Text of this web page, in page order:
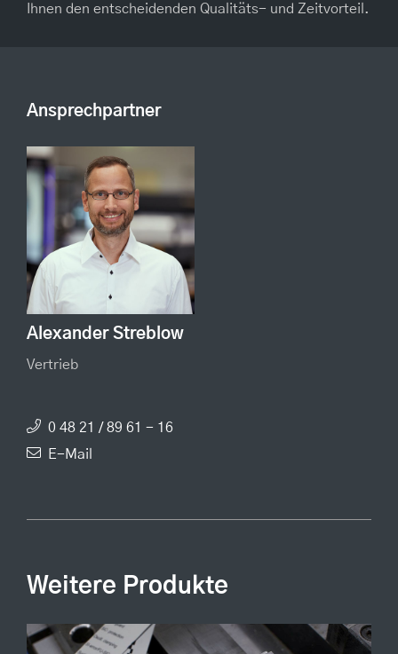
Ihnen den entscheidenden Qualitäts- und Zeitvorteil.
Ansprechpartner
Vertrieb
Alexander Streblow
0 48 21 / 89 61 - 16
E-Mail
Weitere Produkte